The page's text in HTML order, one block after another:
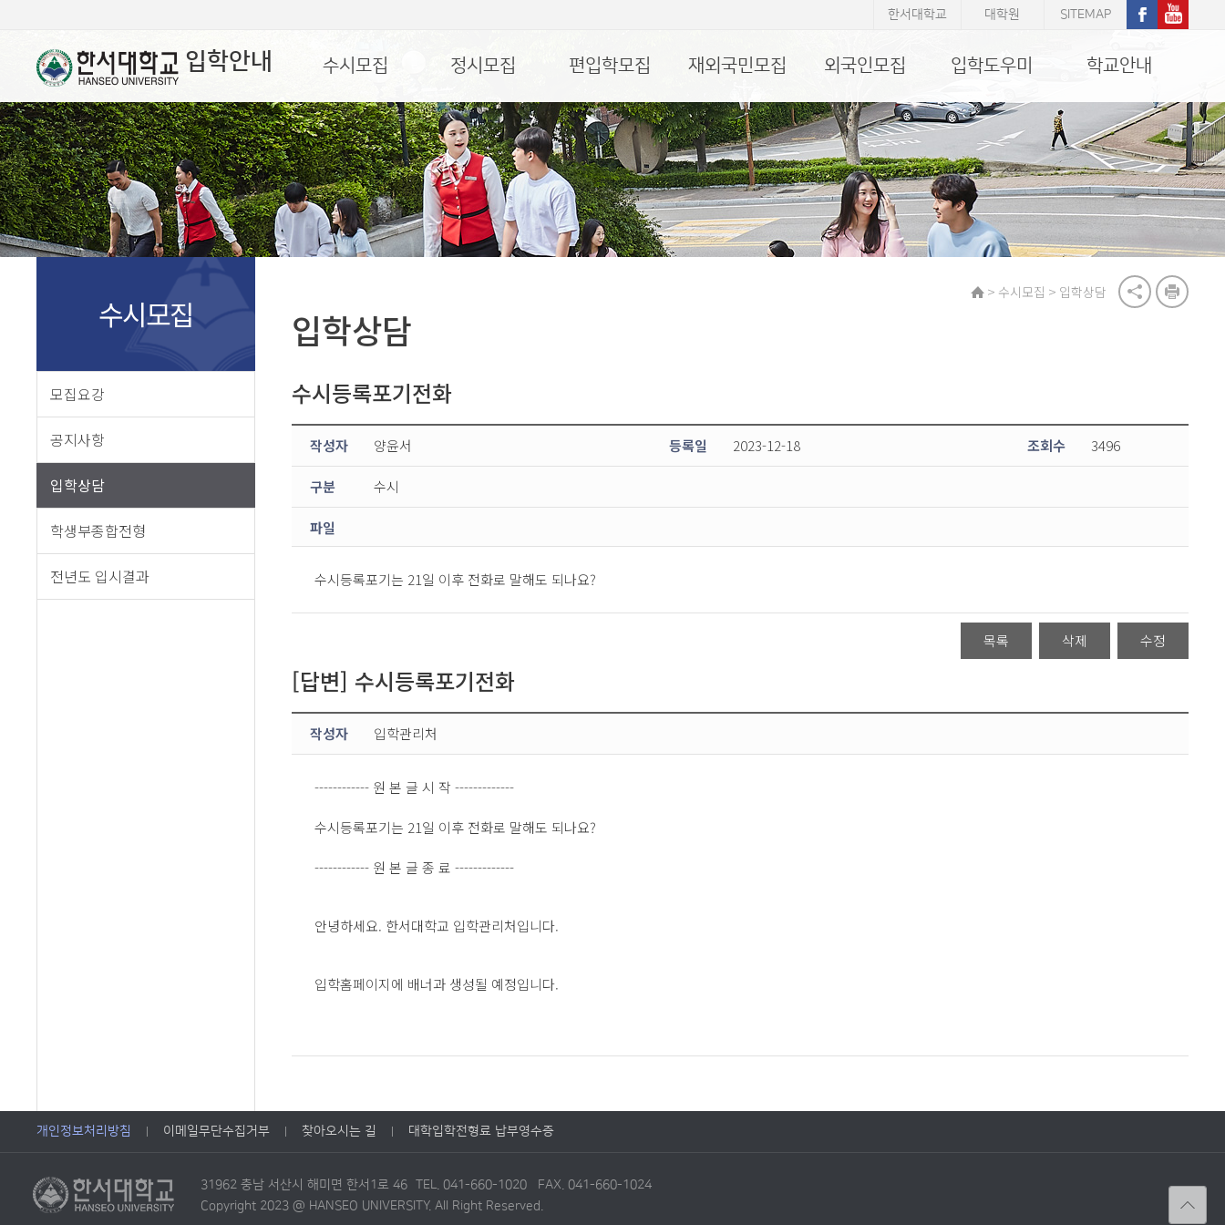
입학안내
한서대학교 대학원 SITEMAP
수시모집 정시모집 편입학모집 재외국민모집 외국인모집 입학도우미 학교안내
수시모집
모집요강
공지사항
입학상담
학생부종합전형
전년도 입시결과
> 수시모집 > 입학상담
입학상담
수시등록포기전화
작성자 양윤서 등록일 2023-12-18 조회수 3496
구분 수시
파일
수시등록포기는 21일 이후 전화로 말해도 되나요?
목록 삭제 수정
[답변] 수시등록포기전화
작성자 입학관리처
------------ 원 본 글 시 작 -------------
수시등록포기는 21일 이후 전화로 말해도 되나요?
------------ 원 본 글 종 료 -------------
안녕하세요. 한서대학교 입학관리처입니다.
입학홈페이지에 배너과 생성될 예정입니다.
개인정보처리방침 이메일무단수집거부 찾아오시는 길 대학입학전형료 납부영수증
31962 충남 서산시 해미면 한서1로 46 TEL. 041-660-1020 FAX. 041-660-1024
Copyright 2023 @ HANSEO UNIVERSITY. All Right Reserved.